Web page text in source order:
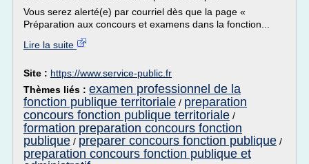
Vous serez alerté(e) par courriel dès que la page «
Préparation aux concours et examens dans la fonction...
Lire la suite
Site : https://www.service-public.fr
Thèmes liés : examen professionnel de la
fonction publique territoriale / preparation
concours fonction publique territoriale /
formation preparation concours fonction
publique / preparer concours fonction publique /
preparation concours fonction publique et